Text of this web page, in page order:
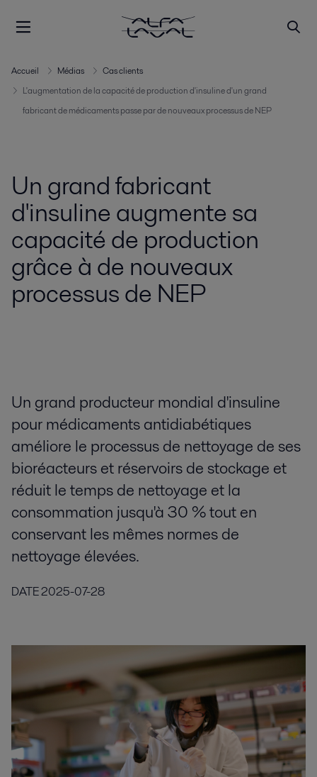
Accueil Médias
Cas clients
L'augmentation de la capacité de production d'insuline d'un grand
fabricant de médicaments passe par de nouveaux processus de NEP
Un grand fabricant
d'insuline augmente sa
capacité de production
grâce à de nouveaux
processus de NEP
Un grand producteur mondial d'insuline
pour médicaments antidiabétiques
améliore le processus de nettoyage de ses
bioréacteurs et réservoirs de stockage et
réduit le temps de nettoyage et la
consommation jusqu'à 30 % tout en
conservant les mêmes normes de
nettoyage élevées.
DATE2025-07-28